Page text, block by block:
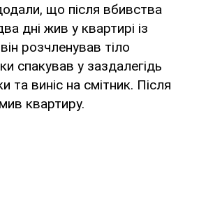
що після вбивства
дні жив у квартирі із
розчленував тіло
спакував у заздалегідь
та виніс на смітник. Після
квартиру.